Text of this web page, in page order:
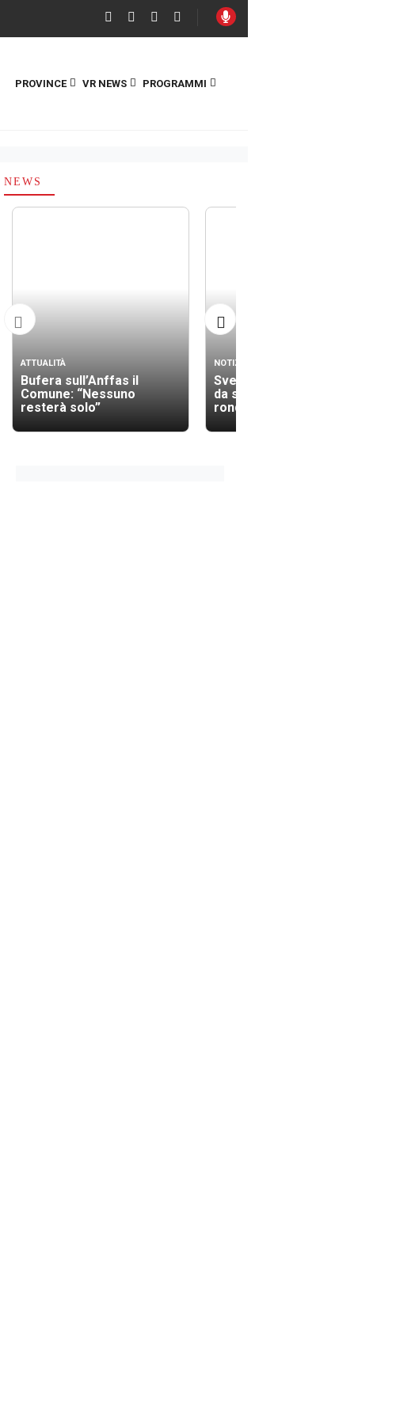
PROVINCE VR NEWS PROGRAMMI
NEWS
ATTUALITÀ
Bufera sull’Anffas il
Comune: “Nessuno
resterà solo”
NOTIZIE
Sventato un altro colpo:
da stanotte il sindaco fa le
ronde